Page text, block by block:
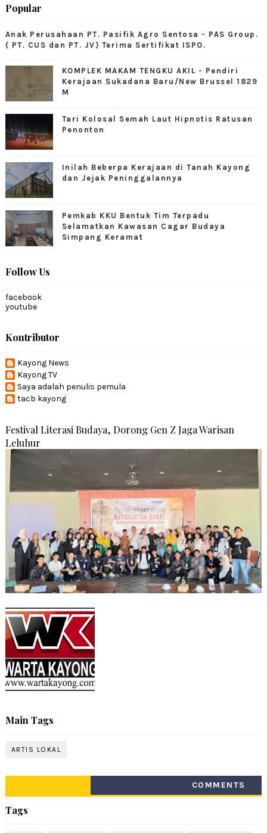
Popular
Anak Perusahaan PT. Pasifik Agro Sentosa - PAS Group.
( PT. CUS dan PT. JV) Terima Sertifikat ISPO.
KOMPLEK MAKAM TENGKU AKIL - Pendiri
Kerajaan Sukadana Baru/New Brussel 1829
M
Tari Kolosal Semah Laut Hipnotis Ratusan
Penonton
Inilah Beberpa Kerajaan di Tanah Kayong
dan Jejak Peninggalannya
Pemkab KKU Bentuk Tim Terpadu
Selamatkan Kawasan Cagar Budaya
Simpang Keramat
Follow Us
facebook
youtube
Kontributor
Kayong News
Kayong TV
Saya adalah penulis pemula
tacb kayong
Festival Literasi Budaya, Dorong Gen Z Jaga Warisan
Leluhur
Main Tags
ARTIS LOKAL
COMMENTS
Tags